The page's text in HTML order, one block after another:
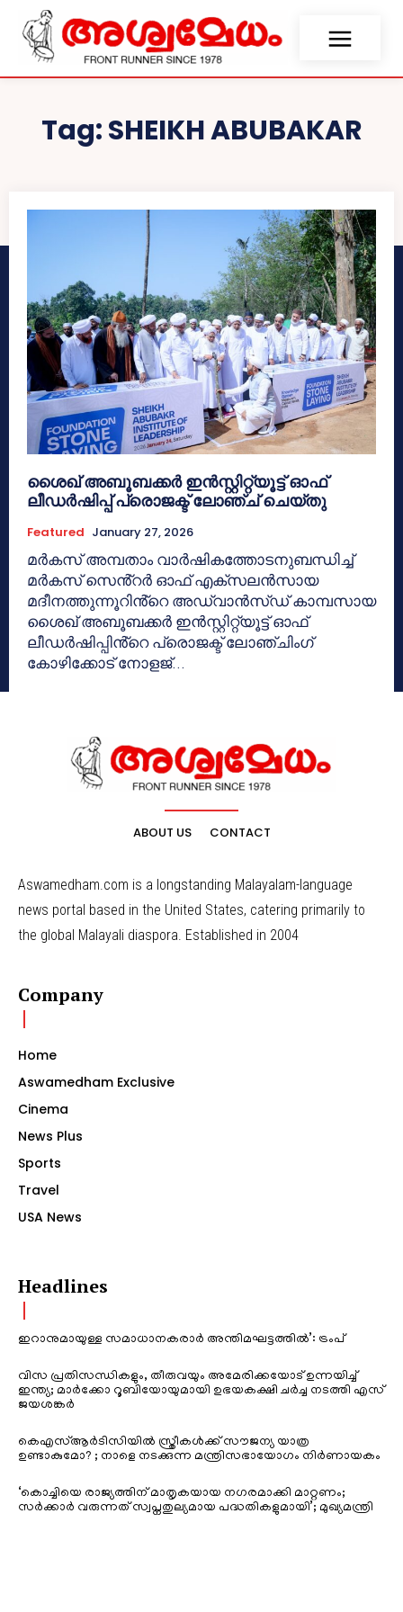
Tag:SHEIKH ABUBAKAR
ശൈഖ് അബൂബക്കർ ഇൻസ്റ്റിറ്റ്യൂട്ട് ഓഫ്
ലീഡർഷിപ്പ് പ്രൊജക്ട് ലോഞ്ച് ചെയ്തു
Featured January 27, 2026
മർകസ്‌ അമ്പതാം വാർഷികത്തോടനുബന്ധിച്ച്
മർകസ് സെൻ്റർ ഓഫ് എക്സലൻസായ
മദീനത്തുന്നൂറിൻ്റെ അഡ്വാൻസ്ഡ് കാമ്പസായ
ശൈഖ് അബൂബക്കർ ഇൻസ്റ്റിറ്റ്യൂട്ട് ഓഫ്
ലീഡർഷിപ്പിൻ്റെ പ്രൊജക്ട് ലോഞ്ചിംഗ്
കോഴിക്കോട് നോളജ്...
ABOUT US CONTACT
Aswamedham.com is a longstanding Malayalam-language
news portal based in the United States, catering primarily to
the global Malayali diaspora. Established in 2004
Company
Home
Aswamedham Exclusive
Cinema
News Plus
Sports
Travel
USA News
Headlines
ഇറാനുമായുള്ള സമാധാനകരാർ അന്തിമഘട്ടത്തിൽ‌’: ട്രംപ്
വിസ പ്രതിസന്ധികളും, തീരുവയും അമേരിക്കയോട് ഉന്നയിച്ച്
ഇന്ത്യ; മാർക്കോ റൂബിയോയുമായി ഉഭയകക്ഷി ചർച്ച നടത്തി എസ്
ജയശങ്കർ
കെഎസ്ആർടിസിയിൽ സ്ത്രീകൾക്ക് സൗജന്യ യാത്ര
ഉണ്ടാകുമോ? ; നാളെ നടക്കുന്ന മന്ത്രിസഭായോഗം നിർണായകം
‘കൊച്ചിയെ രാജ്യത്തിന് മാതൃകയായ നഗരമാക്കി മാറ്റണം;
സർക്കാർ വരുന്നത് സ്വപ്നതുല്യമായ പദ്ധതികളുമായി’; മുഖ്യമന്ത്രി